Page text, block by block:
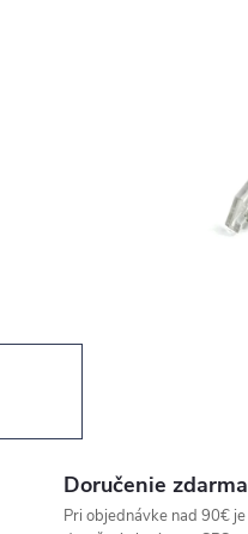
Doručenie zdarma
Pri objednávke nad 90€ je